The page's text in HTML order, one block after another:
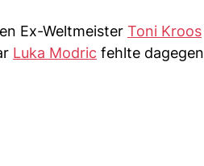
Ex-Weltmeister Toni Kroos
Luka Modric fehlte dagegen